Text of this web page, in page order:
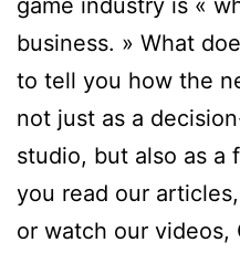
game industry is «
business. » What
to tell you how the
not just as a
studio, but also as a
you read our
or watch our videos,